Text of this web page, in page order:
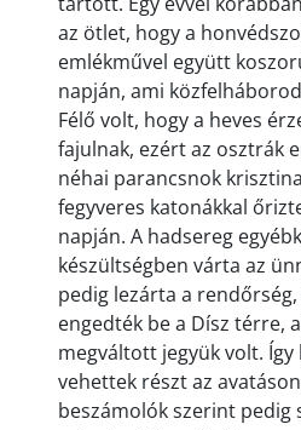
az ötlet, hogy a
emlékművel együtt
napján, ami
Félő volt, hogy a heves
fajulnak, ezért az osztrák
néhai parancsnok
fegyveres katonákkal
napján. A hadsereg
készültségben várta az
pedig lezárta a
engedték be a Dísz térre,
megváltott jegyük volt.
vehettek részt az
beszámolók szerint pedig